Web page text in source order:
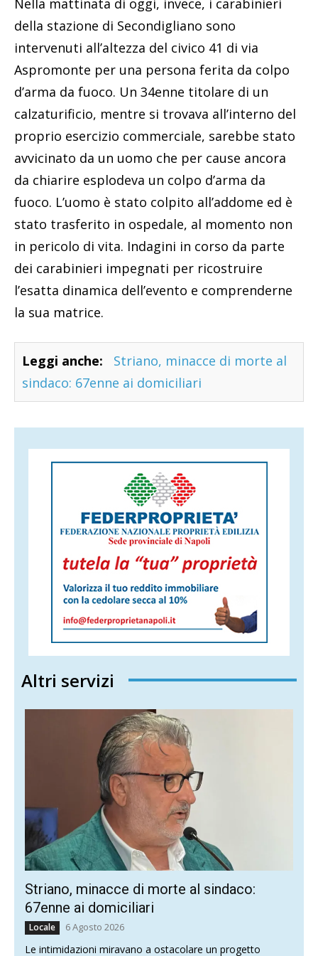
Nella mattinata di oggi, invece, i carabinieri
della stazione di Secondigliano sono
intervenuti all’altezza del civico 41 di via
Aspromonte per una persona ferita da colpo
d’arma da fuoco. Un 34enne titolare di un
calzaturificio, mentre si trovava all’interno del
proprio esercizio commerciale, sarebbe stato
avvicinato da un uomo che per cause ancora
da chiarire esplodeva un colpo d’arma da
fuoco. L’uomo è stato colpito all’addome ed è
stato trasferito in ospedale, al momento non
in pericolo di vita. Indagini in corso da parte
dei carabinieri impegnati per ricostruire
l’esatta dinamica dell’evento e comprenderne
la sua matrice.
Leggi anche:
Striano, minacce di morte al
sindaco: 67enne ai domiciliari
Altri servizi
Striano, minacce di morte al sindaco:
67enne ai domiciliari
Locale 6 Agosto 2026
Le intimidazioni miravano a ostacolare un progetto